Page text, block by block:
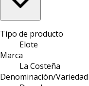
Tipo de producto
Elote
Marca
La Costeña
Denominación/Variedad